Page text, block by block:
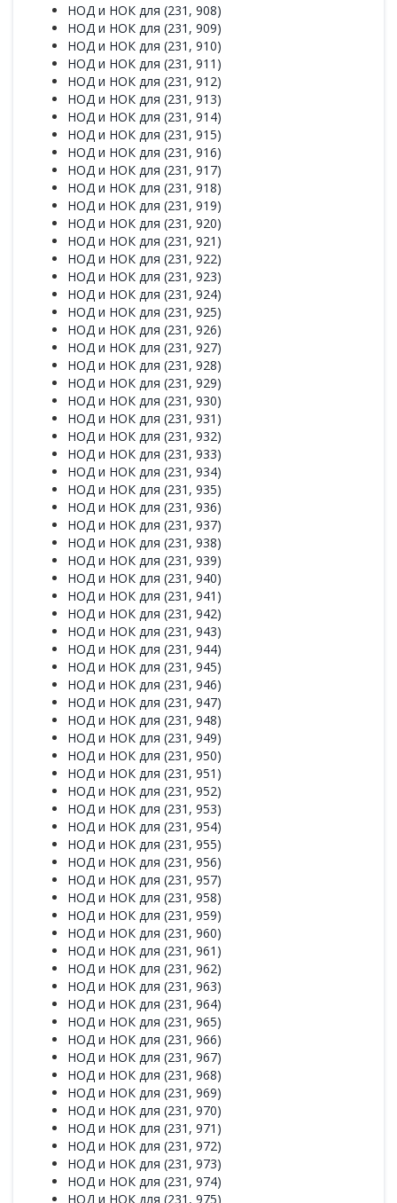
НОД и НОК для (231, 908)
НОД и НОК для (231, 909)
НОД и НОК для (231, 910)
НОД и НОК для (231, 911)
НОД и НОК для (231, 912)
НОД и НОК для (231, 913)
НОД и НОК для (231, 914)
НОД и НОК для (231, 915)
НОД и НОК для (231, 916)
НОД и НОК для (231, 917)
НОД и НОК для (231, 918)
НОД и НОК для (231, 919)
НОД и НОК для (231, 920)
НОД и НОК для (231, 921)
НОД и НОК для (231, 922)
НОД и НОК для (231, 923)
НОД и НОК для (231, 924)
НОД и НОК для (231, 925)
НОД и НОК для (231, 926)
НОД и НОК для (231, 927)
НОД и НОК для (231, 928)
НОД и НОК для (231, 929)
НОД и НОК для (231, 930)
НОД и НОК для (231, 931)
НОД и НОК для (231, 932)
НОД и НОК для (231, 933)
НОД и НОК для (231, 934)
НОД и НОК для (231, 935)
НОД и НОК для (231, 936)
НОД и НОК для (231, 937)
НОД и НОК для (231, 938)
НОД и НОК для (231, 939)
НОД и НОК для (231, 940)
НОД и НОК для (231, 941)
НОД и НОК для (231, 942)
НОД и НОК для (231, 943)
НОД и НОК для (231, 944)
НОД и НОК для (231, 945)
НОД и НОК для (231, 946)
НОД и НОК для (231, 947)
НОД и НОК для (231, 948)
НОД и НОК для (231, 949)
НОД и НОК для (231, 950)
НОД и НОК для (231, 951)
НОД и НОК для (231, 952)
НОД и НОК для (231, 953)
НОД и НОК для (231, 954)
НОД и НОК для (231, 955)
НОД и НОК для (231, 956)
НОД и НОК для (231, 957)
НОД и НОК для (231, 958)
НОД и НОК для (231, 959)
НОД и НОК для (231, 960)
НОД и НОК для (231, 961)
НОД и НОК для (231, 962)
НОД и НОК для (231, 963)
НОД и НОК для (231, 964)
НОД и НОК для (231, 965)
НОД и НОК для (231, 966)
НОД и НОК для (231, 967)
НОД и НОК для (231, 968)
НОД и НОК для (231, 969)
НОД и НОК для (231, 970)
НОД и НОК для (231, 971)
НОД и НОК для (231, 972)
НОД и НОК для (231, 973)
НОД и НОК для (231, 974)
НОД и НОК для (231, 975)